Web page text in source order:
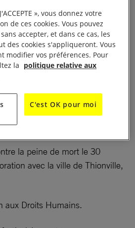
de presse.
la peine de mort le 30
avec la ville de Thionville,
aux Droits Humains.
», vous donnez votre
de ces cookies. Vous pouvez
accepter, et dans ce cas, les
des cookies s'appliqueront. Vous
modifier vos préférences. Pour
la politique relative aux
C'est OK pour moi